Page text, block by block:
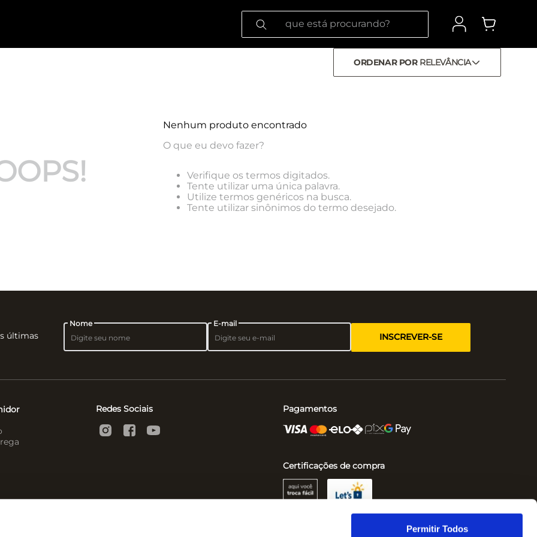
Permitir Todos
O que está procurando?
ORDENAR POR RELEVÂNCIA
Nenhum produto encontrado
O que eu devo fazer?
Verifique os termos digitados.
Tente utilizar uma única palavra.
Utilize termos genéricos na busca.
Tente utilizar sinônimos do termo desejado.
últimas
Nome E-mail
INSCREVER-SE
Redes Sociais Pagamentos
Certificações de compra